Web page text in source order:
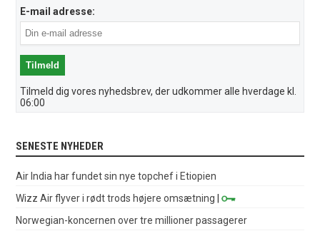
E-mail adresse:
Tilmeld dig vores nyhedsbrev, der udkommer alle hverdage kl.
06:00
SENESTE NYHEDER
Air India har fundet sin nye topchef i Etiopien
Wizz Air flyver i rødt trods højere omsætning |
Norwegian-koncernen over tre millioner passagerer